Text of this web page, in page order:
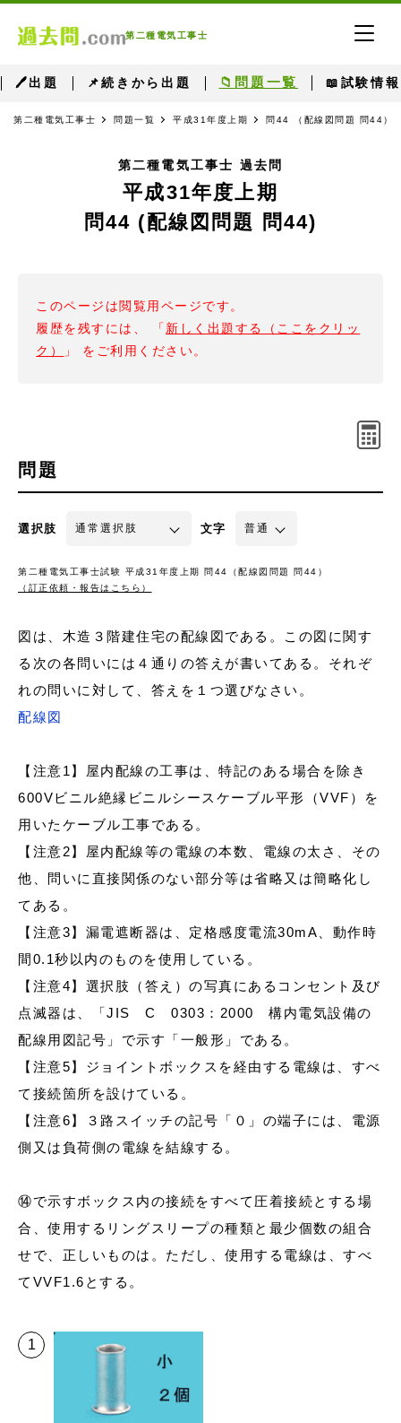
第二種電気工事士
🖊出題 📌続きから出題 📁問題一覧 📖試験情報
第二種電気工事士 問題一覧 平成31年度上期 問44 （配線図問題 問44）
第二種電気工事士 過去問
平成31年度上期
問44 (配線図問題 問44)
このページは閲覧用ページです。
履歴を残すには、 「 新しく出題する（ここをクリッ
ク）
」 をご利用ください。
問題
選択肢 文字
第二種電気工事士試験 平成31年度上期 問44（配線図問題 問44）
（訂正依頼・報告はこちら）
図は、木造３階建住宅の配線図である。この図に関す
る次の各問いには４通りの答えが書いてある。それぞ
れの問いに対して、答えを１つ選びなさい。
配線図
【注意1】屋内配線の工事は、特記のある場合を除き
600Vビニル絶縁ビニルシースケーブル平形（VVF）を
用いたケーブル工事である。
【注意2】屋内配線等の電線の本数、電線の太さ、その
他、問いに直接関係のない部分等は省略又は簡略化し
てある。
【注意3】漏電遮断器は、定格感度電流30mA、動作時
間0.1秒以内のものを使用している。
【注意4】選択肢（答え）の写真にあるコンセント及び
点滅器は、「JIS C 0303：2000 構内電気設備の
配線用図記号」で示す「一般形」である。
【注意5】ジョイントボックスを経由する電線は、すべ
て接続箇所を設けている。
【注意6】３路スイッチの記号「０」の端子には、電源
側又は負荷側の電線を結線する。
⑭で示すボックス内の接続をすべて圧着接続とする場
合、使用するリングスリープの種類と最少個数の組合
せで、正しいものは。ただし、使用する電線は、すべ
てVVF1.6とする。